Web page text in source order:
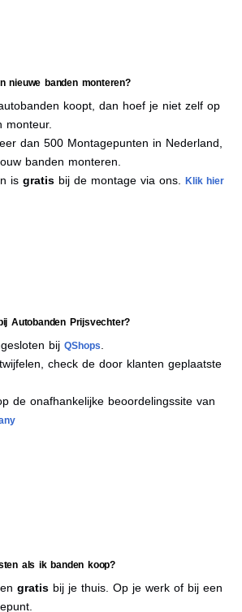
nieuwe banden monteren?
koopt, dan hoef je niet zelf op
monteur.
dan 500 Montagepunten in Nederland,
banden monteren.
is gratis bij de montage via ons. Klik hier
Autobanden Prijsvechter?
bij QShops
check de door klanten geplaatste
de onafhankelijke beoordelingssite van
als ik banden koop?
gratis bij je thuis. Op je werk of bij een